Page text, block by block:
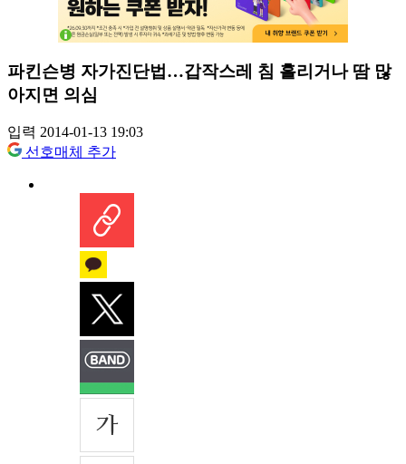
파킨슨병 자가진단법…갑작스레 침 흘리거나 땀 많
아지면 의심
입력 2014-01-13 19:03
선호매체 추가